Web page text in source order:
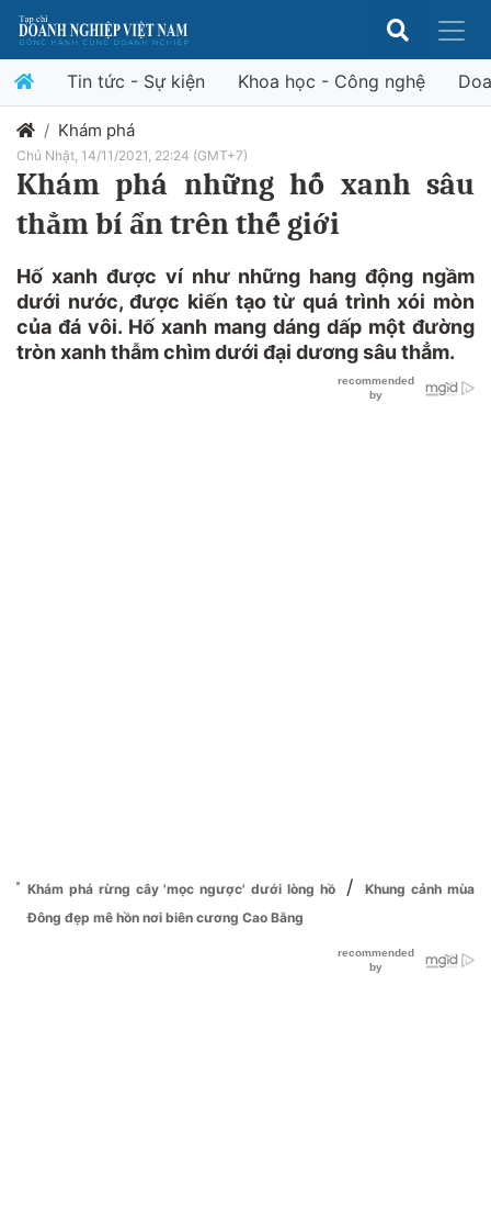
Tin tức - Sự kiện Khoa học - Công nghệ
Khám phá
Chủ Nhật, 14/11/2021, 22:24 (GMT+7)
Khám phá những hố xanh sâu
thẳm bí ẩn trên thế giới
Hố xanh được ví như những hang động ngầm
dưới nước, được kiến tạo từ quá trình xói mòn
của đá vôi. Hố xanh mang dáng dấp một đường
tròn xanh thẫm chìm dưới đại dương sâu thẳm.
Khám phá rừng cây 'mọc ngược' dưới lòng hồ /
Khung cảnh mùa
Đông đẹp mê hồn nơi biên cương Cao Bằng